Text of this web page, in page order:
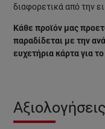
διαφορετικά από την
Κάθε προϊόν μας
παραδίδεται με την
ευχετήρια κάρτα για
Αξιολογήσεις